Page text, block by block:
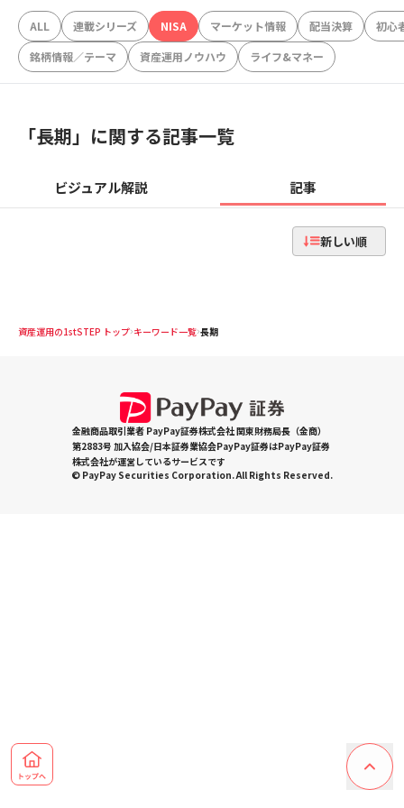
ALL 連載シリーズ NISA マーケット情報 配当決算
初心
銘柄情報／テーマ
資産運用ノウハウ ライフ&マネー
「長期」に関する記事一覧
ビジュアル解説 記事
新しい順
資産運用の1stSTEP トップ キーワード一覧 長期
金融商品取引業者 PayPay証券株式会社 関東財務局長（金商）
第2883号 加入協会/日本証券業協会PayPay証券はPayPay証券
株式会社が運営しているサービスです
© PayPay Securities Corporation. All Rights Reserved.